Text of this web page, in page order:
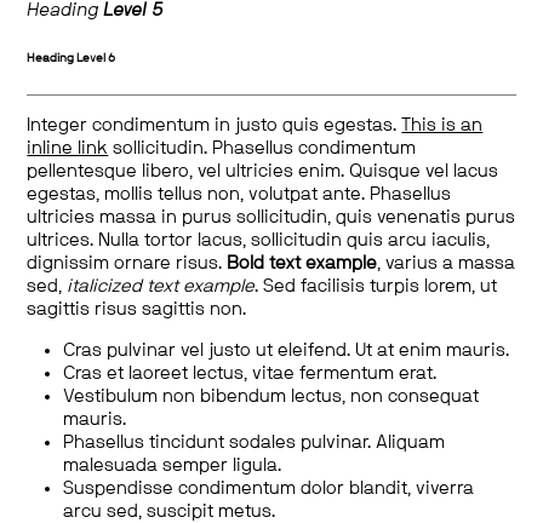
HeadingLevel 5
Heading Level 6
Integer condimentum in justo quis egestas.
This is an
inline link sollicitudin. Phasellus condimentum
pellentesque libero, vel ultricies enim. Quisque vel lacus
egestas, mollis tellus non, volutpat ante. Phasellus
ultricies massa in purus sollicitudin, quis venenatis purus
ultrices. Nulla tortor lacus, sollicitudin quis arcu iaculis,
dignissim ornare risus. Bold text example, varius a massa
sed, italicized text example. Sed facilisis turpis lorem, ut
sagittis risus sagittis non.
Cras pulvinar vel justo ut eleifend. Ut at enim mauris.
Cras et laoreet lectus, vitae fermentum erat.
Vestibulum non bibendum lectus, non consequat
mauris.
Phasellus tincidunt sodales pulvinar. Aliquam
malesuada semper ligula.
Suspendisse condimentum dolor blandit, viverra
arcu sed, suscipit metus.